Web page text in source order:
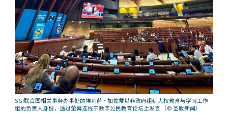
SGI联合国相关事务办事处的埃莉萨‧加佐蒂以非政府组织人权教育与学习工作
组的负责人身份，透过萤幕连线于数字公民教育论坛上发言
（© 圣教新闻）